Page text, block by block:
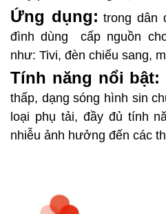
Ứng dụng: trong dân
đình dùng cấp nguồn
như: Tivi, đèn chiếu sang,
Tính năng nổi bật:
thấp, dạng sóng hình sin
loại phụ tải, đầy đủ tính
nhiễu ảnh hưởng đến các